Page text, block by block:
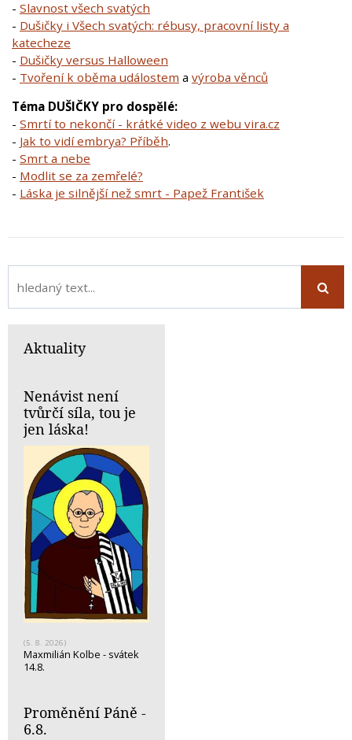
- Slavnost všech svatých
- Dušičky i Všech svatých: rébusy, pracovní listy a
katecheze
- Dušičky versus Halloween
- Tvoření k oběma událostem a výroba věnců
Téma DUŠIČKY pro dospělé:
- Smrtí to nekončí - krátké video z webu vira.cz
- Jak to vidí embrya? Příběh.
- Smrt a nebe
- Modlit se za zemřelé?
- Láska je silnější než smrt - Papež František
Aktuality
Nenávist není
tvůrčí síla, tou je
jen láska!
(5. 8. 2026)
Maxmilián Kolbe - svátek
14.8.
Proměnění Páně -
6.8.